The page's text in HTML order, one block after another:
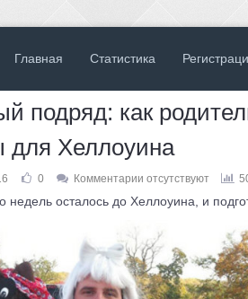
Главная Статистика
подряд: как
для Хеллоуина
0 Комментарии отсутствуют
недель осталось до Хеллоуина, и